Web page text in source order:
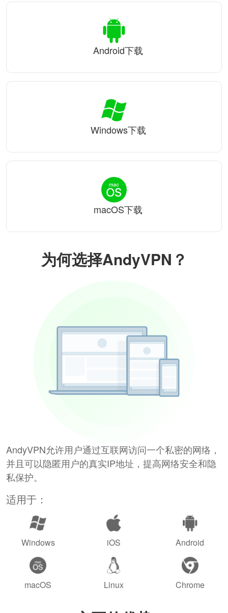
为何选择AndyVPN？
AndyVPN允许用户通过互联网访问一个私密的网络，
并且可以隐匿用户的真实IP地址，提高网络安全和隐
私保护。
适用于：
Windows iOS Android
macOS Linux Chrome
Android下载
Windows下载
macOS下载